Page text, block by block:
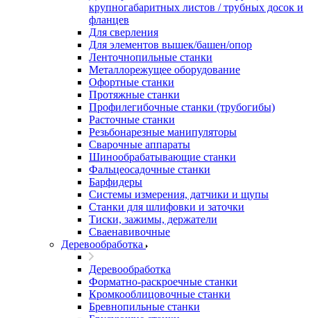
крупногабаритных листов / трубных досок и
фланцев
Для сверления
Для элементов вышек/башен/опор
Ленточнопильные станки
Металлорежущее оборудование
Офортные станки
Протяжные станки
Профилегибочные станки (трубогибы)
Расточные станки
Резьбонарезные манипуляторы
Сварочные аппараты
Шинообрабатывающие станки
Фальцеосадочные станки
Барфидеры
Системы измерения, датчики и щупы
Станки для шлифовки и заточки
Тиски, зажимы, держатели
Cваенавивочные
Деревообработка
Деревообработка
Форматно-раскроечные станки
Кромкооблицовочные станки
Бревнопильные станки